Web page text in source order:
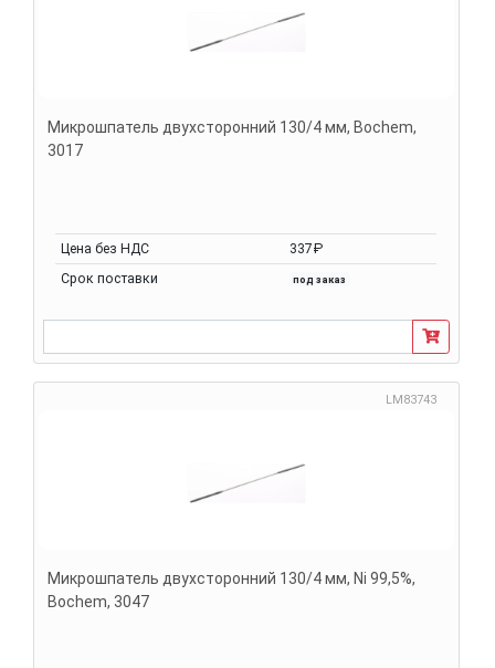
Микрошпатель двухсторонний 130/4 мм, Bochem,
3017
Цена без НДС
337₽
Срок поставки
под заказ
LM83743
Микрошпатель двухсторонний 130/4 мм, Ni 99,5%,
Bochem, 3047